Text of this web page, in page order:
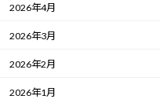
2026年4月
2026年3月
2026年2月
2026年1月